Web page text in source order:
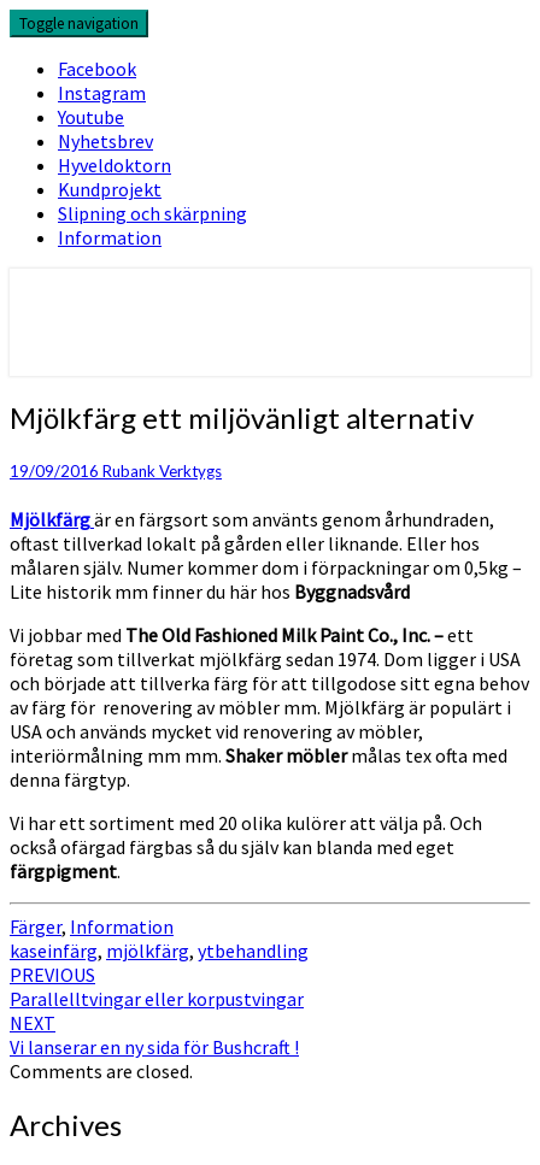
Skip
to
content
Toggle navigation
Facebook
Instagram
Youtube
Nyhetsbrev
Hyveldoktorn
Kundprojekt
Slipning och skärpning
Information
Mjölkfärg
ett
alternativ
Mjölkfärg ett miljövänligt alternativ
19/09/2016 Rubank Verktygs
Mjölkfärgär en färgsort som använts genom århundraden,
oftast tillverkad lokalt på gården eller liknande. Eller hos
målaren själv. Numer kommer dom i förpackningar om 0,5kg –
Lite historik mm finner du här hos Byggnadsvård
Vi jobbar med The Old Fashioned Milk Paint Co., Inc. –ett
företag som tillverkat mjölkfärg sedan 1974. Dom ligger i USA
och började att tillverka färg för att tillgodose sitt egna behov
av färg för renovering av möbler mm. Mjölkfärg är populärt i
USA och används mycket vid renovering av möbler,
interiörmålning mm mm. Shaker möblermålas tex ofta med
denna färgtyp.
Vi har ett sortiment med 20 olika kulörer att välja på. Och
också ofärgad färgbas så du själv kan blanda med eget
färgpigment.
Färger, Information
kaseinfärg, mjölkfärg, ytbehandling
Post
navigation
PREVIOUS
Parallelltvingar eller korpustvingar
NEXT
Vi lanserar en ny sida för Bushcraft !
Comments are closed.
Archives